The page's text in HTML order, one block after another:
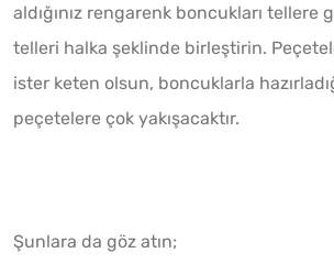
aldığınız rengarenk boncukları tellere
telleri halka şeklinde birleştirin.
ister keten olsun, boncuklarla
peçetelere çok yakışacaktır.
Şunlara da göz atın;